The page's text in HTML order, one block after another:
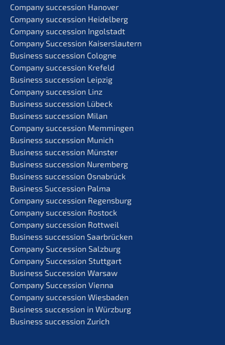
Compa­ny succes­si­on Hanover
Compa­ny succes­si­on Heidelberg
Compa­ny succes­si­on Ingolstadt
Compa­ny Succes­si­on Kaiserslautern
Business succes­si­on Cologne
Compa­ny succes­si­on Krefeld
Business succes­si­on Leipzig
Compa­ny succes­si­on Linz
Business succes­si­on Lübeck
Business succes­si­on Milan
Compa­ny succes­si­on Memmingen
Business succes­si­on Munich
Business succes­si­on Münster
Business succes­si­on Nuremberg
Business succes­si­on Osnabrück
Business Succes­si­on Palma
Compa­ny succes­si­on Regensburg
Compa­ny succes­si­on Rostock
Compa­ny succes­si­on Rottweil
Business succes­si­on Saarbrücken
Compa­ny Succes­si­on Salzburg
Compa­ny Succes­si­on Stuttgart
Business Succes­si­on Warsaw
Compa­ny Succes­si­on Vienna
Compa­ny succes­si­on Wiesbaden
Business succes­si­on in Würzburg
Business succes­si­on Zurich